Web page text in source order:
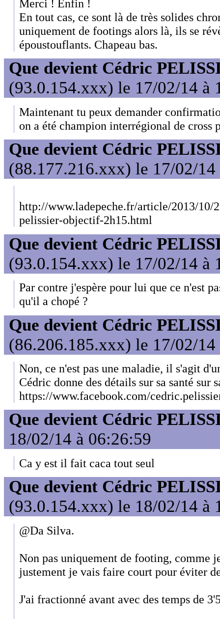
Merci ! Enfin !
En tout cas, ce sont là de très solides
uniquement de footings alors là, ils se
époustouflants. Chapeau bas.
Que devient Cédric
(93.0.154.xxx) le 17/02/14 à
Maintenant tu peux demander
on a été champion interrégional de cross
Que devient Cédric
(88.177.216.xxx) le 17/02/14
http://www.ladepeche.fr/article/2013/10/
pelissier-objectif-2h15.html
Que devient Cédric
(93.0.154.xxx) le 17/02/14 à
Par contre j'espère pour lui que ce n'est
qu'il a chopé ?
Que devient Cédric
(86.206.185.xxx) le 17/02/14
Non, ce n'est pas une maladie, il s'agit
Cédric donne des détails sur sa santé sur
https://www.facebook.com/
Que devient Cédric
18/02/14 à 06:26:59
Ca y est il fait caca tout seul
Que devient Cédric
(93.0.154.xxx) le 18/02/14 à
@Da Silva.
Non pas uniquement de footing, comme
justement je vais faire court pour éviter
J'ai fractionné avant avec des temps de